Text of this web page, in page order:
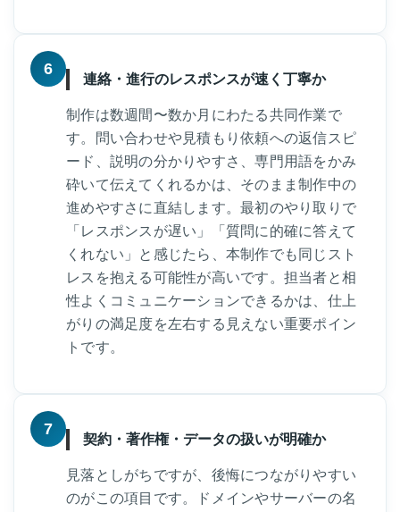
6
連絡・進行のレスポンスが速く丁寧か
制作は数週間〜数か月にわたる共同作業で
す。問い合わせや見積もり依頼への返信スピ
ード、説明の分かりやすさ、専門用語をかみ
砕いて伝えてくれるかは、そのまま制作中の
進めやすさに直結します。最初のやり取りで
「レスポンスが遅い」「質問に的確に答えて
くれない」と感じたら、本制作でも同じスト
レスを抱える可能性が高いです。担当者と相
性よくコミュニケーションできるかは、仕上
がりの満足度を左右する見えない重要ポイン
トです。
7
契約・著作権・データの扱いが明確か
見落としがちですが、後悔につながりやすい
のがこの項目です。ドメインやサーバーの名